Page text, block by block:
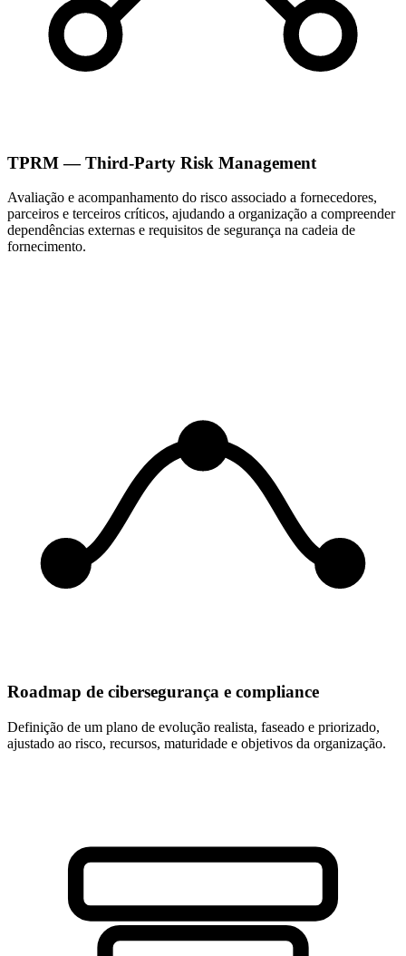
TPRM — Third-Party Risk Management
Avaliação e acompanhamento do risco associado a fornecedores,
parceiros e terceiros críticos, ajudando a organização a compreender
dependências externas e requisitos de segurança na cadeia de
fornecimento.
Roadmap de cibersegurança e compliance
Definição de um plano de evolução realista, faseado e priorizado,
ajustado ao risco, recursos, maturidade e objetivos da organização.